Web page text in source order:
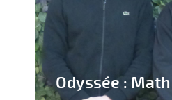
Odyssée : Math